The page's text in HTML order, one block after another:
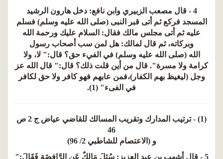
4 - قال مصعب الزبيري وابن نافع: دخل هارون الرشيد
المسجد فركع ثم أتى قبر النبى (صلى الله عليه وسلم) فسلم
عليه ثم أتى مجلس مالك فقال: السلام عليك ورحمة الله
وبركاته، ثم قال لمالك: هل لمن سب أصحاب رسول
الله (صلى الله عليه وسلم) في الفيء حق؟ قال:" لا، ولا
كرامة ولا مسرة". قال من أين قلت ذلك؟ قال:" قال الله عز
وجل (ليغيظ بهم الكفار)،فمن عابهم فهو كافر ولا حق لكافر
في الفىء" (1).
(1) - ترتيب المدارك وتقريب المسالك للقاضي عياض ج 2 ص
46
و (الاعتصام للشاطبي 2/ 96)
5 - قال أشهب بن عبد العزيز: سُئِلَ مَالِكٌ عَنِ الرَّافِضَةِ فَقَالَ:"